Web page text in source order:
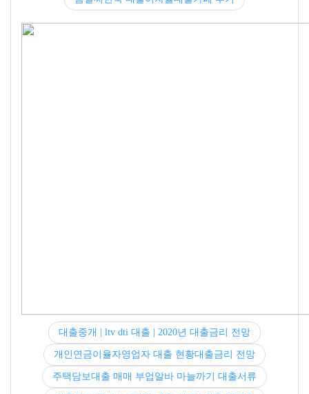
대출중개 | ltv dti 대출 | 2020년 대출금리 전망
개인연금이율자영업자 대출 현황대출금리 전망
주택담보대출 매매 부업알바 마늘까기 대출서류